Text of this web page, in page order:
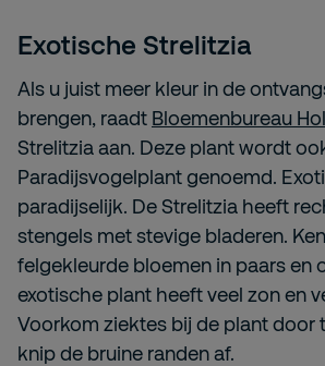
Exotische Strelitzia
Als u juist meer kleur in de
brengen, raadt Bloemenbureau
Strelitzia aan. Deze plant wordt
Paradijsvogelplant genoemd.
paradijselijk. De Strelitzia heeft
stengels met stevige bladeren.
felgekleurde bloemen in paars en
exotische plant heeft veel zon en
Voorkom ziektes bij de plant door
knip de bruine randen af.